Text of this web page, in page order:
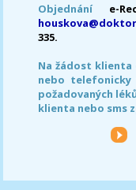
Objednání e-
335.
Na žádost
nebo telefonicky
požadovaných
klienta nebo sms